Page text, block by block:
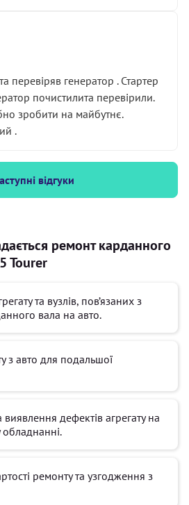
перевіряв генератор . Стартер
почистилита перевірили.
зробити на майбутнє.
.
відгуки
ремонт карданного
Tourer
та вузлів, пов’язаних з
вала на авто.
з авто для подальшої
виявлення дефектів агрегату на
ремонту та узгодження з